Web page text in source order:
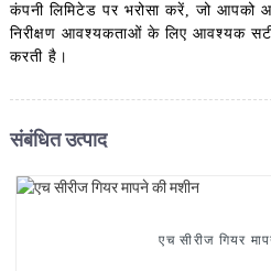
कंपनी लिमिटेड पर भरोसा करें, जो आपको
निरीक्षण आवश्यकताओं के लिए आवश्यक
करती है।
संबंधित उत्पाद
एच सीरीज गियर